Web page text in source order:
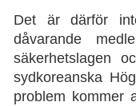
Det är därför
dåvarande
säkerhetslagen
sydkoreanska
problem kommer